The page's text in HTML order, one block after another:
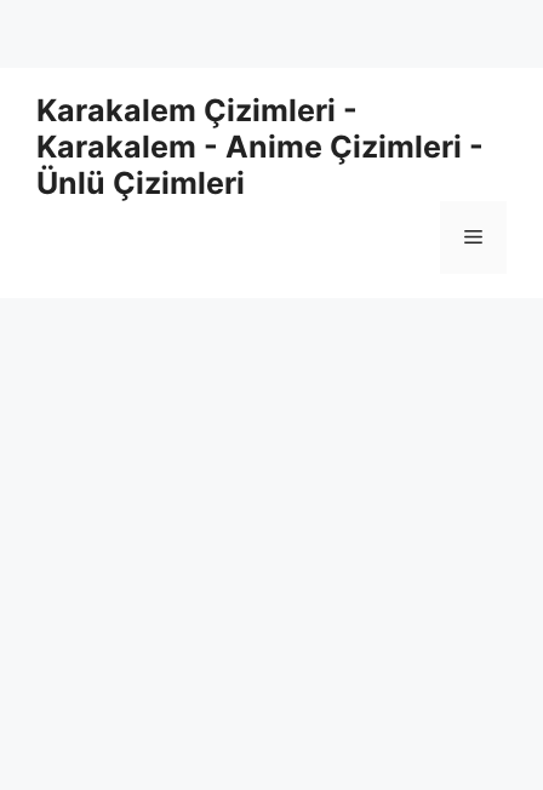
content
Karakalem Çizimleri -
Karakalem - Anime Çizimleri -
Ünlü Çizimleri
Menu